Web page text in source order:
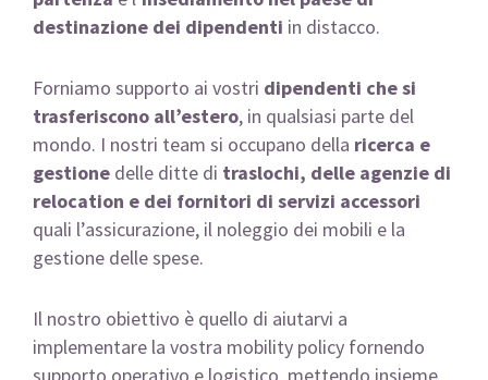
destinazione dei dipendenti in distacco.
Forniamo supporto ai vostri dipendenti che si
trasferiscono all’estero, in qualsiasi parte del
mondo. I nostri team si occupano della ricerca e
gestione delle ditte di traslochi, delle agenzie di
relocation e dei fornitori di servizi accessori
quali l’assicurazione, il noleggio dei mobili e la
gestione delle spese.
Il nostro obiettivo è quello di aiutarvi a
implementare la vostra mobility policy fornendo
supporto operativo e logistico, mettendo insieme